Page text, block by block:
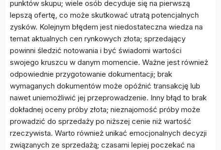
punktów skupu; wiele osób decyduje się na pierwszą
lepszą ofertę, co może skutkować utratą potencjalnych
zysków. Kolejnym błędem jest niedostateczna wiedza na
temat aktualnych cen rynkowych złota; sprzedający
powinni śledzić notowania i być świadomi wartości
swojego kruszcu w danym momencie. Ważne jest również
odpowiednie przygotowanie dokumentacji; brak
wymaganych dokumentów może opóźnić transakcję lub
nawet uniemożliwić jej przeprowadzenie. Inny błąd to brak
dokładnej oceny próby złota; nieznajomość próby może
prowadzić do sprzedaży po niższej cenie niż wartość
rzeczywista. Warto również unikać emocjonalnych decyzji
związanych ze sprzedażą; czasami lepiej poczekać na